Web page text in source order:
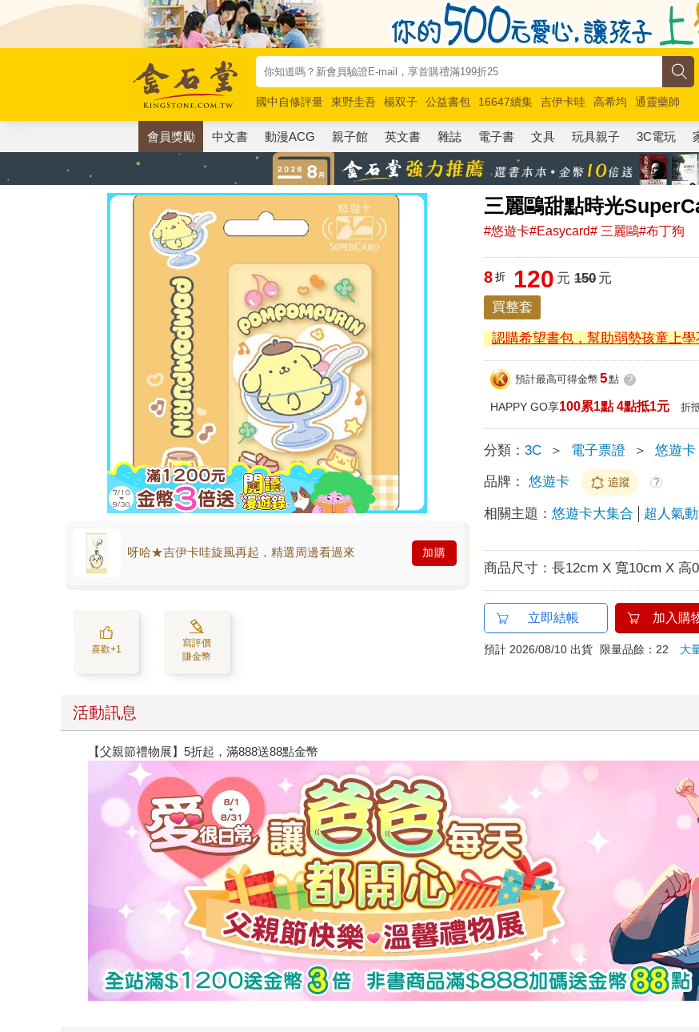
國中自修評量 東野圭吾 楊双子 公益書包 16647續集 吉伊卡哇 高希均
通靈藥師
唯紅花綻放
奧德賽 路邊攤新作 馬斯克 玩具總動員5 超慢跑
會員獎勵 中文書 動漫ACG 親子館 英文書 雜誌 電子書 文具 玩具親子 3C電玩
三麗鷗甜點時光
#悠遊卡#Easycard# 三麗鷗#布丁狗
呀哈★吉伊卡哇旋風再起，精選周邊看過來 加購
喜歡+1
寫評價
賺金幣
8 折 120 元 150元
買整套
認購希望書包，幫助弱勢孩童上學
預計最高可得金幣 5點 ?
HAPPY GO享100累1點 4點抵1元 折
分類：3C ＞ 電子票證 ＞ 悠遊卡
品牌： 悠遊卡 追蹤 ?
相關主題：悠遊卡大集合 超人氣
商品尺寸：長12cm X 寬10cm X 高
立即結帳 加入購
預計 2026/08/10 出貨 限量品餘：22 大
活動訊息
【父親節禮物展】5折起，滿888送88點金幣